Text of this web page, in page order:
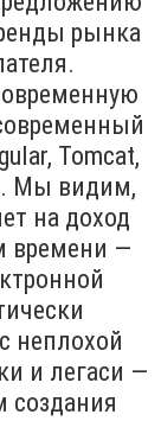
рынка
Tomcat,
Мы видим,
на доход
времени —
неплохой
и легаси —
создания